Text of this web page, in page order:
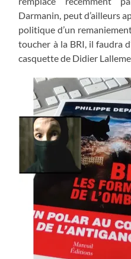
Darmanin, peut d’ailleurs
politique d’un
toucher à la BRI, il faudra
casquette de Didier